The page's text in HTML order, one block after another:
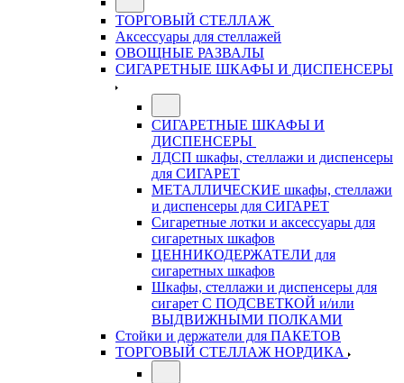
ТОРГОВЫЙ СТЕЛЛАЖ
Аксессуары для стеллажей
ОВОЩНЫЕ РАЗВАЛЫ
СИГАРЕТНЫЕ ШКАФЫ И ДИСПЕНСЕРЫ
СИГАРЕТНЫЕ ШКАФЫ И
ДИСПЕНСЕРЫ
ЛДСП шкафы, стеллажи и диспенсеры
для СИГАРЕТ
МЕТАЛЛИЧЕСКИЕ шкафы, стеллажи
и диспенсеры для СИГАРЕТ
Сигаретные лотки и аксессуары для
сигаретных шкафов
ЦЕННИКОДЕРЖАТЕЛИ для
сигаретных шкафов
Шкафы, стеллажи и диспенсеры для
сигарет С ПОДСВЕТКОЙ и/или
ВЫДВИЖНЫМИ ПОЛКАМИ
Стойки и держатели для ПАКЕТОВ
ТОРГОВЫЙ СТЕЛЛАЖ НОРДИКА